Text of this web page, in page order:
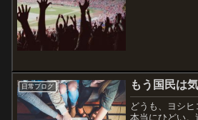
日常ブログ もう国民は
どうも、ヨシ
本当にひどい